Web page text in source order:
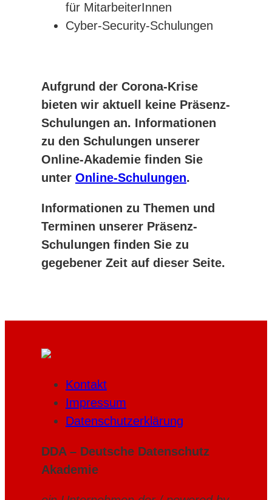
für MitarbeiterInnen
Cyber-Security-Schulungen
Aufgrund der Corona-Krise
bieten wir aktuell keine Präsenz-
Schulungen an. Informationen
zu den Schulungen unserer
Online-Akademie finden Sie
unter Online-Schulungen.
Informationen zu Themen und
Terminen unserer Präsenz-
Schulungen finden Sie zu
gegebener Zeit auf dieser Seite.
Kontakt
Impressum
Datenschutzerklärung
DDA – Deutsche Datenschutz
Akademie